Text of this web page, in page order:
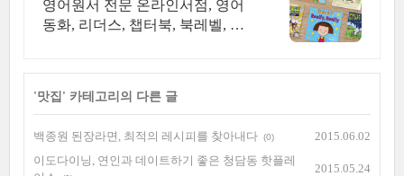
영어원서 전문 온라인서점, 영어
동화, 리더스, 챕터북, 북레벨, 렉
'맛집 ' 카테고리의 다른 글
백종원 된장라면, 최적의 레시피를 찾아내다 (0)
2015.06.02
이도다이닝, 연인과 데이트하기 좋은 청담동 핫플레
2015.05.24